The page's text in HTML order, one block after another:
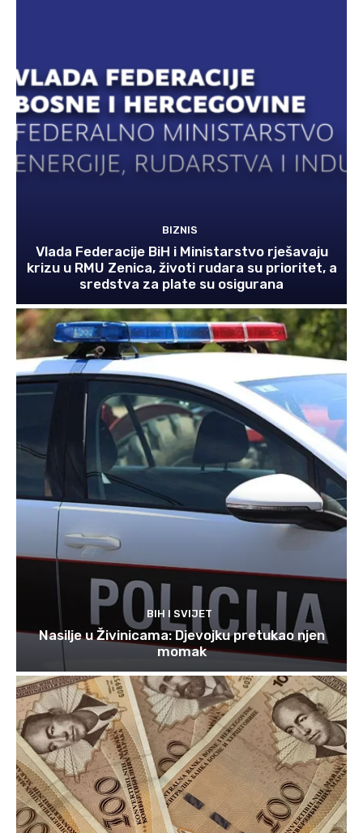
BIZNIS
Vlada Federacije BiH i Ministarstvo rješavaju
krizu u RMU Zenica, životi rudara su prioritet, a
sredstva za plate su osigurana
BIH I SVIJET
Nasilje u Živinicama: Djevojku pretukao njen
momak